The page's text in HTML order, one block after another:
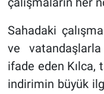
Sahadaki
ve vatandaşlarla
ifade eden Kılca,
indirimin büyük